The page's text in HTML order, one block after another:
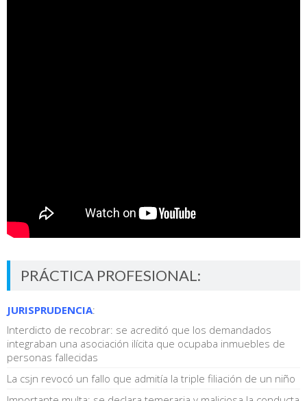
PRÁCTICA PROFESIONAL:
JURISPRUDENCIA:
Interdicto de recobrar: se acreditó que los demandados
integraban una asociación ilícita que ocupaba inmuebles de
personas fallecidas
La csjn revocó un fallo que admitía la triple filiación de un niño